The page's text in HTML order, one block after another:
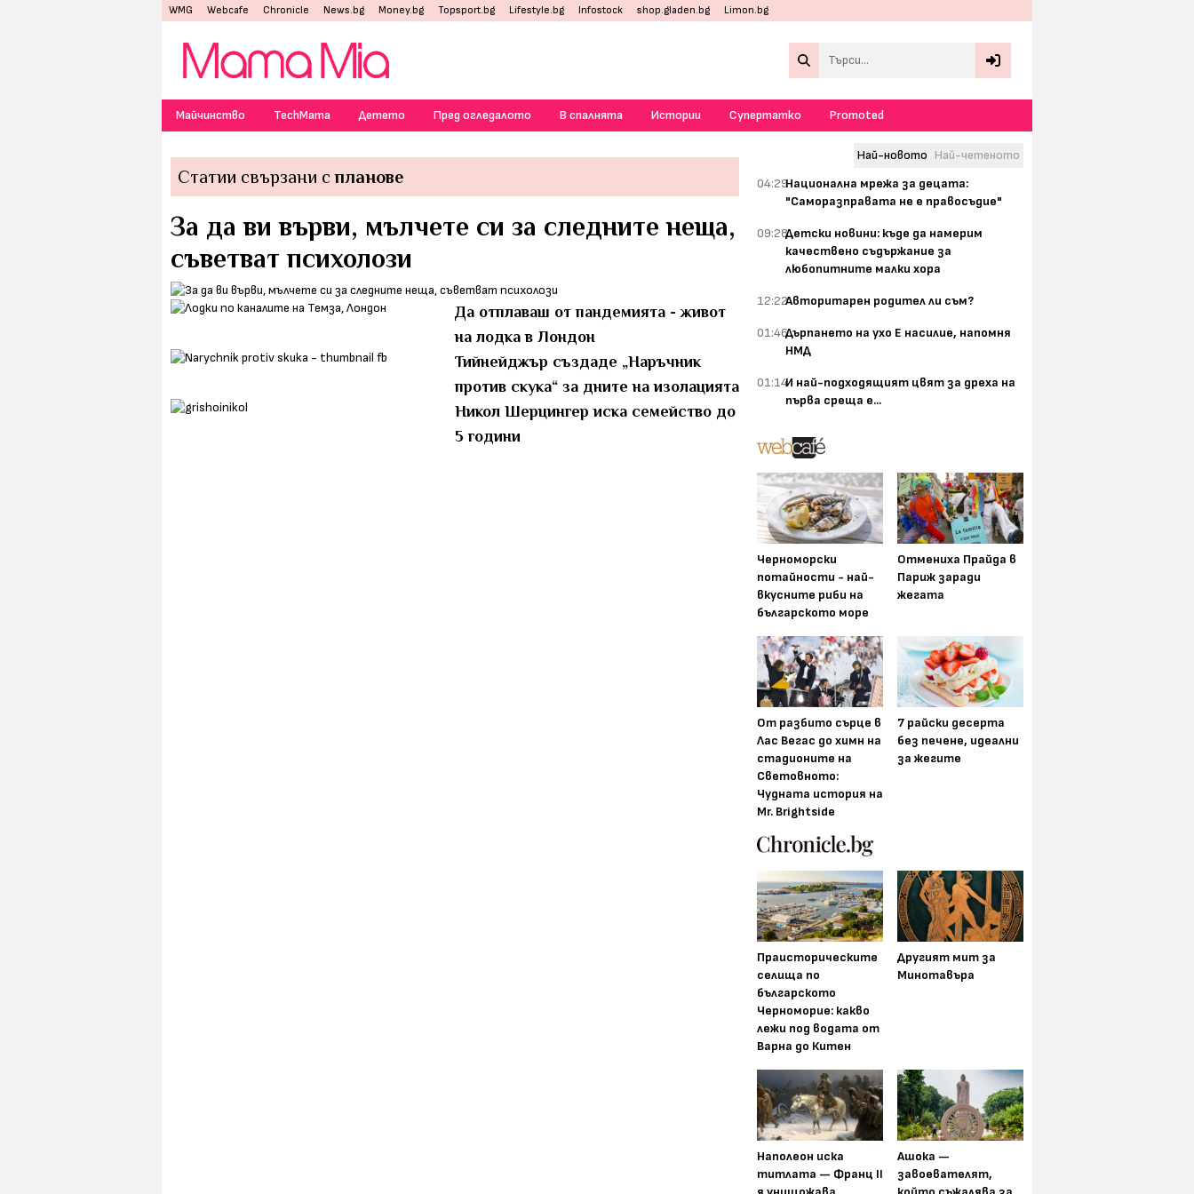
WMG Webcafe Chronicle News.bg Money.bg Topsport.bg Lifestyle.bg Infostock shop.gladen.bg Limon.bg
Майчинство TechMama Детето Пред огледалото В спалнята Истории Супертатко Promoted
Статии свързани спланове
За да ви върви, мълчете си за следните неща,
съветват психолози
Да отплаваш от пандемията - живот
на лодка в Лондон
Тийнейджър създаде „Наръчник
против скука“ за дните на изолацията
Никол Шерцингер иска семейство до
5 години
Най-новото Най-четеното
04:29Национална мрежа за децата:
"Саморазправата не е правосъдие"
09:28Детски новини: къде да намерим
качествено съдържание за
любопитните малки хора
12:22Авторитарен родител ли съм?
01:46Дърпането на ухо Е насилие, напомня
НМД
01:14И най-подходящият цвят за дреха на
първа среща е...
Черноморски
потайности - най-
вкусните риби на
българското море
Отмениха Прайда в
Париж заради
жегата
От разбито сърце в
Лас Вегас до химн на
стадионите на
Световното:
Чудната история на
Mr. Brightside
7 райски десерта
без печене, идеални
за жегите
Праисторическите
селища по
българското
Черноморие: какво
лежи под водата от
Варна до Китен
Другият мит за
Минотавъра
Наполеон иска
титлата — Франц II
Ашока —
завоевателят,